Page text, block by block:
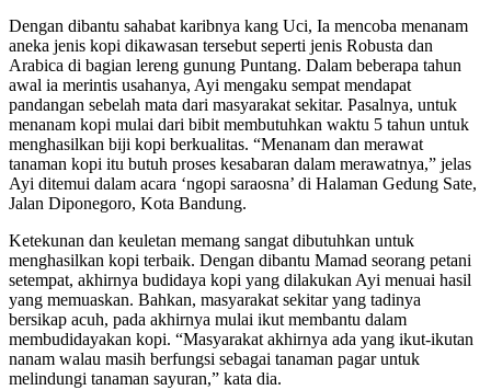
Dengan dibantu sahabat karibnya kang Uci, Ia mencoba menanam
aneka jenis kopi dikawasan tersebut seperti jenis Robusta dan
Arabica di bagian lereng gunung Puntang. Dalam beberapa tahun
awal ia merintis usahanya, Ayi mengaku sempat mendapat
pandangan sebelah mata dari masyarakat sekitar. Pasalnya, untuk
menanam kopi mulai dari bibit membutuhkan waktu 5 tahun untuk
menghasilkan biji kopi berkualitas. “Menanam dan merawat
tanaman kopi itu butuh proses kesabaran dalam merawatnya,” jelas
Ayi ditemui dalam acara ‘ngopi saraosna’ di Halaman Gedung Sate,
Jalan Diponegoro, Kota Bandung.
Ketekunan dan keuletan memang sangat dibutuhkan untuk
menghasilkan kopi terbaik. Dengan dibantu Mamad seorang petani
setempat, akhirnya budidaya kopi yang dilakukan Ayi menuai hasil
yang memuaskan. Bahkan, masyarakat sekitar yang tadinya
bersikap acuh, pada akhirnya mulai ikut membantu dalam
membudidayakan kopi. “Masyarakat akhirnya ada yang ikut-ikutan
nanam walau masih berfungsi sebagai tanaman pagar untuk
melindungi tanaman sayuran,” kata dia.